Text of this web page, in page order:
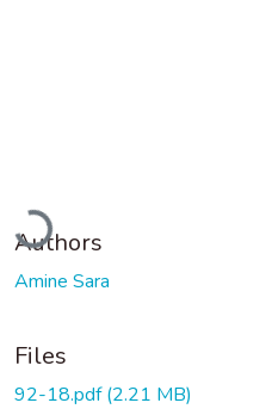
Authors
Amine Sara
Files
92-18.pdf(2.21 MB)